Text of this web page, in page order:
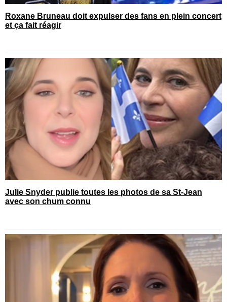
Roxane Bruneau doit expulser des fans en plein concert
et ça fait réagir
Julie Snyder publie toutes les photos de sa St-Jean
avec son chum connu